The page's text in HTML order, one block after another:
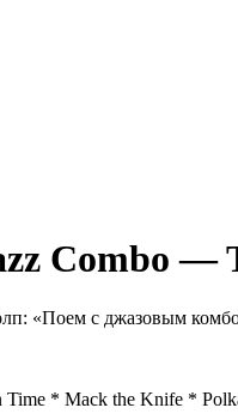
Combo —
«Поем с джазовым
* Mack the Knife *